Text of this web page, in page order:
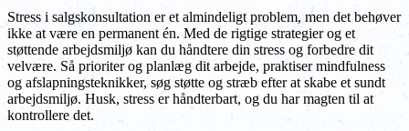
Stress i salgskonsultation er et almindeligt problem, men det behøver
ikke at være en permanent én. Med de rigtige strategier og et
støttende arbejdsmiljø kan du håndtere din stress og forbedre dit
velvære. Så prioriter og planlæg dit arbejde, praktiser mindfulness
og afslapningsteknikker, søg støtte og stræb efter at skabe et sundt
arbejdsmiljø. Husk, stress er håndterbart, og du har magten til at
kontrollere det.